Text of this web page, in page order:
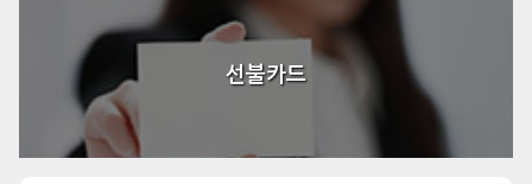
선불카드